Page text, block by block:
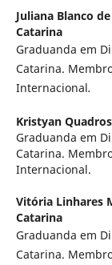
Juliana Blanco
Catarina
Graduanda em
Catarina.
Internacional.
Kristyan
Graduanda em
Catarina.
Internacional.
Vitória Linhares
Catarina
Graduanda em
Catarina.